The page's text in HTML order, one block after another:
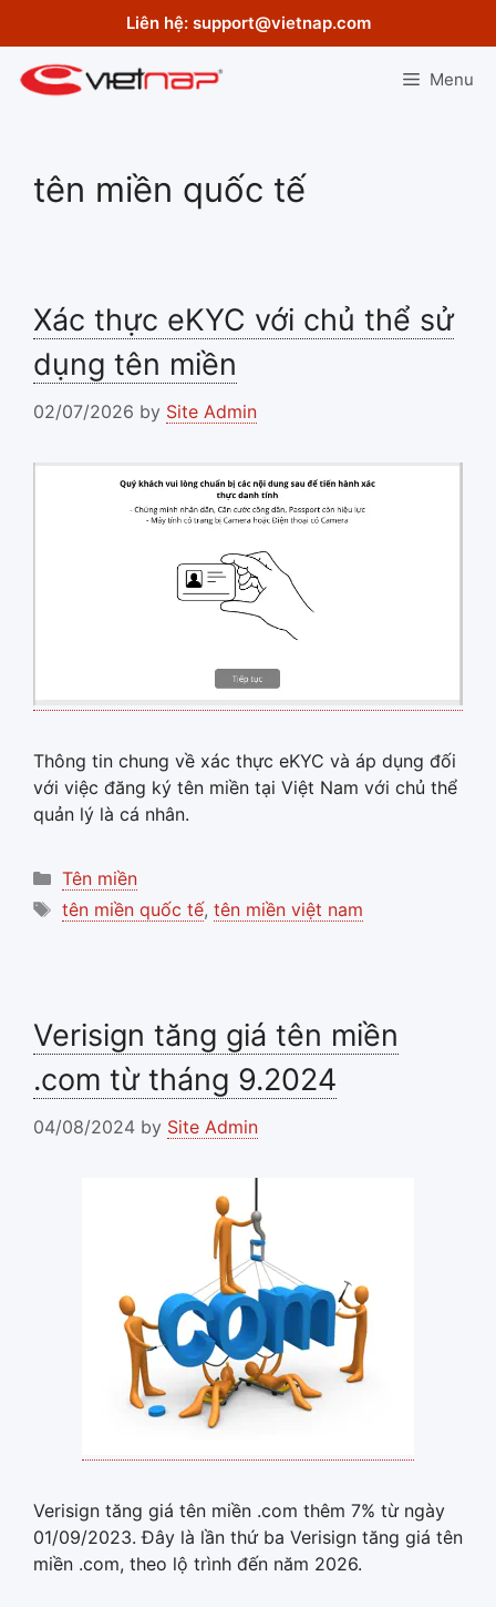
content
Liên hệ: support@vietnap.com
Menu
tên miền quốc tế
Xác thực eKYC với chủ thể sử
dụng tên miền
02/07/2026 by Site Admin
Thông tin chung về xác thực eKYC và áp dụng đối
với việc đăng ký tên miền tại Việt Nam với chủ thể
quản lý là cá nhân.
Categories
Tên miền
Tags
tên miền quốc tế, tên miền việt nam
Verisign tăng giá tên miền
.com từ tháng 9.2024
04/08/2024 by Site Admin
Verisign tăng giá tên miền .com thêm 7% từ ngày
01/09/2023. Đây là lần thứ ba Verisign tăng giá tên
miền .com, theo lộ trình đến năm 2026.